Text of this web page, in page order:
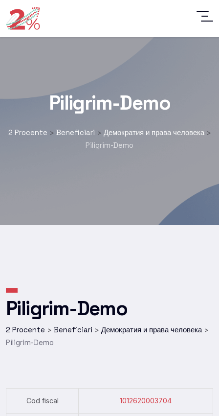
Piligrim-Demo
2 Procente > Beneficiari > Демократия и права человека>
Piligrim-Demo
Piligrim-Demo
2 Procente > Beneficiari > Демократия и права человека >
Piligrim-Demo
Cod fiscal 1012620003704